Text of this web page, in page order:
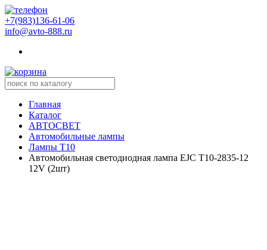
+7(983)136-61-06
info@avto-888.ru
Главная
Каталог
АВТОСВЕТ
Автомобильные лампы
Лампы Т10
Автомобильная светодиодная лампа EJC T10-2835-12
12V (2шт)